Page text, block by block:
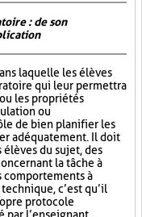
: de son
laquelle les élèves
qui leur permettra
les propriétés
ou
de bien planifier les
adéquatement. Il doit
du sujet, des
la tâche à
comportements à
c’est qu’il
protocole